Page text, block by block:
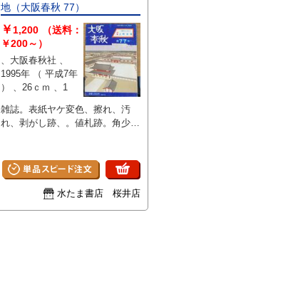
地（大阪春秋 77）
￥ 1,200
（送料：
￥200～）
、大阪春秋社 、
1995年 （ 平成7年
） 、26ｃｍ 、1
雑誌。表紙ヤケ変色、擦れ、汚
れ、剥がし跡、。値札跡。角少イ
水たま書店 桜井店